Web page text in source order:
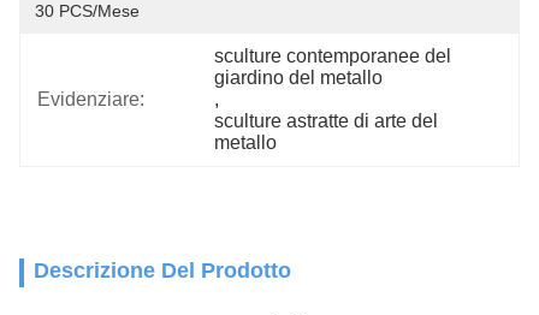
30 PCS/mese
Evidenziare:
sculture contemporanee del
giardino del metallo
,
sculture astratte di arte del
metallo
Descrizione Del Prodotto